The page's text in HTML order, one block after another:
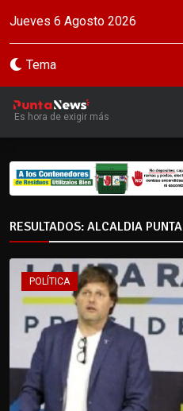
Jueves 6 Agosto 2026
Tema
Es hora de exigir más
RESULTADOS: ALCALDIA PUNTA
POLÍTICA